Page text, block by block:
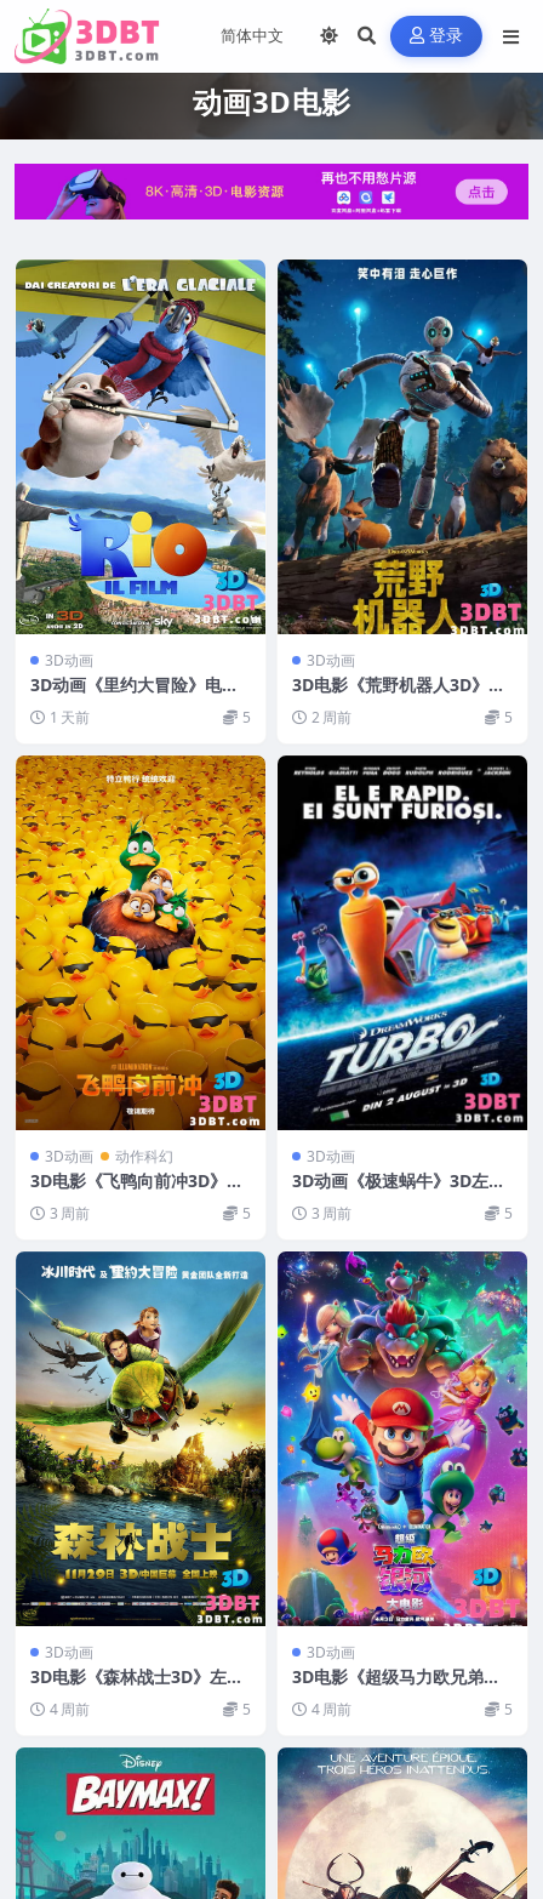
登录
动画3D电影
3D动画
3D动画《里约大冒险》电影
下载 左右格式 3D版 蓝光高
清原盘 MKV 网盘下载
1 天前 5
3D动画
3D电影《荒野机器人3D》上
下格式 3D动画片VR影视 高
清网盘下载
2 周前 5
3D动画 动作科幻
3D电影《飞鸭向前冲3D》左
右分屏格式 Migration 3D 高
清 网盘下载
3 周前 5
3D动画
3D动画《极速蜗牛》3D左右
分屏格式 高清 百度网盘下载
VR动漫
3 周前 5
3D动画
3D电影《森林战士3D》左右
格式 3D电影 高清 下载 中文
字幕4 周前 5
3D动画
3D电影《超级马力欧兄弟大
电影》3D上下宽屏分屏格式
高清网盘下载
4 周前 5